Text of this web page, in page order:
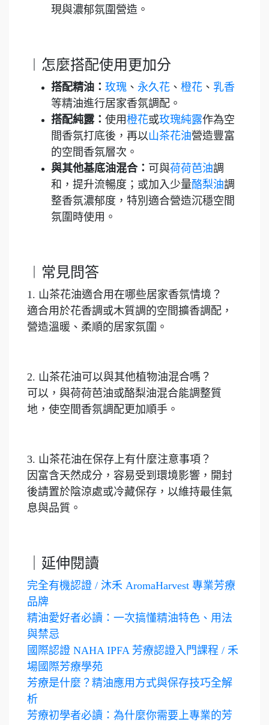
現與濃郁氛圍營造。
︱怎麼搭配使用更加分
搭配精油： 玫瑰 、 永久花 、 橙花 、 乳香
等精油進行居家香氛調配。
搭配純露： 使用橙花或玫瑰純露作為空
間香氛打底後，再以山茶花油營造豐富
的空間香氛層次。
與其他基底油混合： 可與荷荷芭油調
和，提升流暢度；或加入少量酪梨油調
整香氛濃郁度，特別適合營造沉穩空間
氛圍時使用。
︱常見問答
1. 山茶花油適合用在哪些居家香氛情境？
適合用於花香調或木質調的空間擴香調配，
營造溫暖、柔順的居家氛圍。
2. 山茶花油可以與其他植物油混合嗎？
可以，與荷荷芭油或酪梨油混合能調整質
地，使空間香氛調配更加順手。
3. 山茶花油在保存上有什麼注意事項？
因富含天然成分，容易受到環境影響，開封
後請置於陰涼處或冷藏保存，以維持最佳氣
息與品質。
｜延伸閱讀
完全有機認證 / 沐禾 AromaHarvest 專業芳療
品牌
精油愛好者必讀：一次搞懂精油特色、用法
與禁忌
國際認證 NAHA IPFA 芳療認證入門課程 / 禾
場國際芳療學苑
芳療是什麼？精油應用方式與保存技巧全解
析
芳療初學者必讀：為什麼你需要上專業的芳